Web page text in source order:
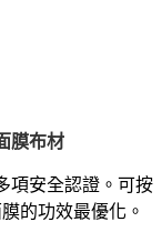
膜布材
項安全認證。可按
的功效最優化。